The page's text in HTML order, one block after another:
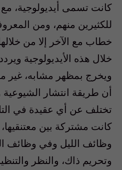
كانت تسمى أيديولوجية، مع
للكثيرين منهم، ومن
خطاب مع الآخر إلا من
خلال هذه الأيديولوجية
ويخرج بمظهر مشابه، غير
أن طريقة انتشار الشيوعية
تختلف عن أي عقيدة في
كانت مشتركة بين
وظائف الليل وفي وظائف
وتحريم ذاك، والنظر